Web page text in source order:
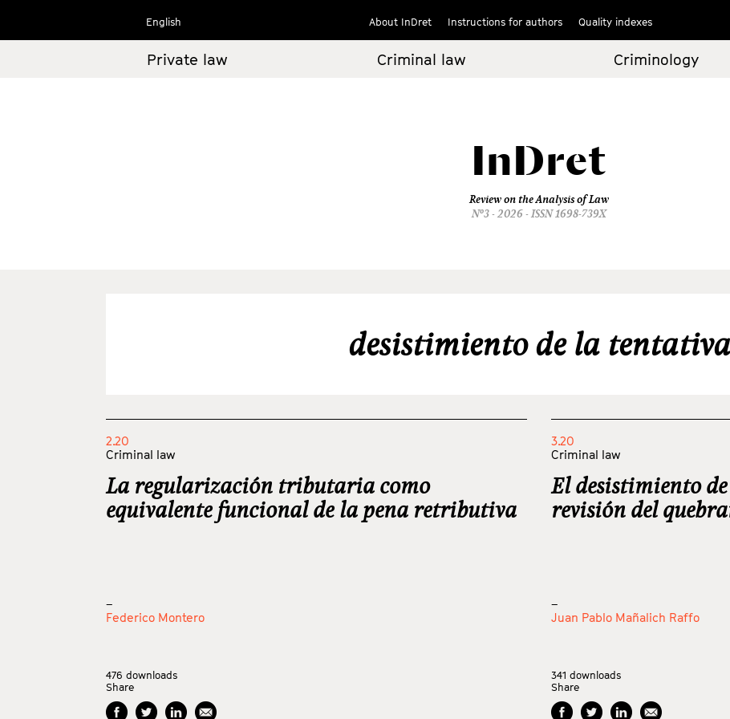
contenido
English About InDret Instructions for authors Quality indexes
Private law Criminal law Criminology
InDret
Review on the Analysis of Law
Nº3 - 2026 - ISSN 1698-739X
desistimiento de la tentativa
2.20
Criminal law
La regularización tributaria como
equivalente funcional de la pena retributiva
_
Federico Montero
476 downloads
Share
3.20
Criminal law
El desistimiento
revisión del
_
Juan Pablo Mañalich Raffo
341 downloads
Share